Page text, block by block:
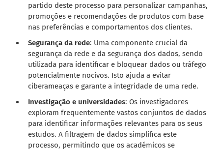
partido deste processo para personalizar campanhas,
promoções e recomendações de produtos com base
nas preferências e comportamentos dos clientes.
Segurança da rede: Uma componente crucial da
segurança da rede e da segurança dos dados, sendo
utilizada para identificar e bloquear dados ou tráfego
potencialmente nocivos. Isto ajuda a evitar
ciberameaças e garante a integridade de uma rede.
Investigação e universidades: Os investigadores
exploram frequentemente vastos conjuntos de dados
para identificar informações relevantes para os seus
estudos. A filtragem de dados simplifica este
processo, permitindo que os académicos se